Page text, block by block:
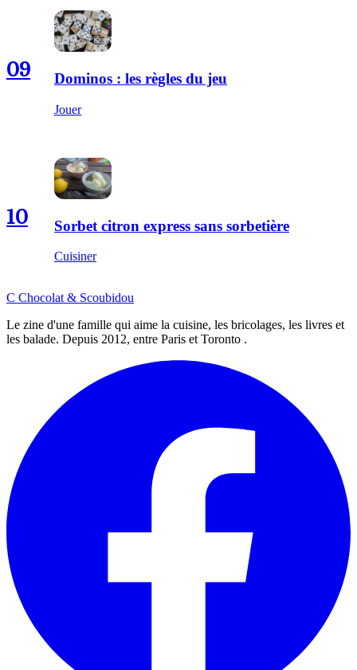
09 Dominos : les règles du jeu
Jouer
10 Sorbet citron express sans sorbetière
Cuisiner
C Chocolat & Scoubidou
Le zine d'une famille qui aime la cuisine, les bricolages, les livres et
les balade. Depuis 2012, entre Paris et Toronto .